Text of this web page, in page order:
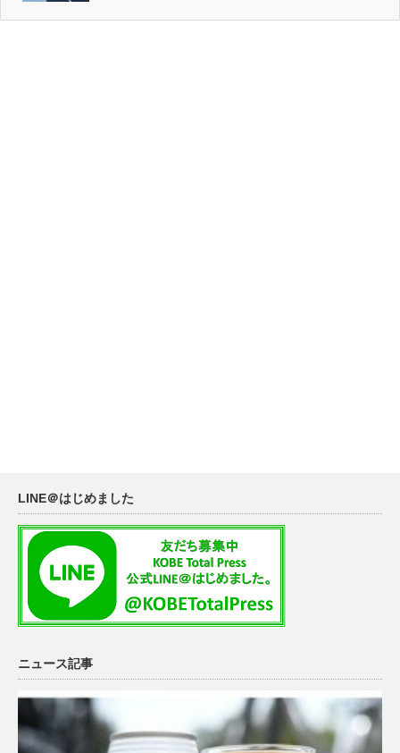
LINE＠はじめました
ニュース記事